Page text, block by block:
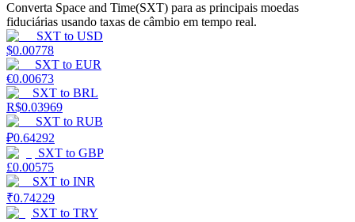
Estacamento
Altos retornos e acesso instantâneo
Converta Space and Time(SXT) para as principais moedas
fiduciárias usando taxas de câmbio em tempo real.
SXT to USD
$0.00778
SXT to EUR
€0.00673
SXT to BRL
R$0.03969
SXT to RUB
₽0.64292
SXT to GBP
£0.00575
SXT to INR
₹0.74229
SXT to TRY